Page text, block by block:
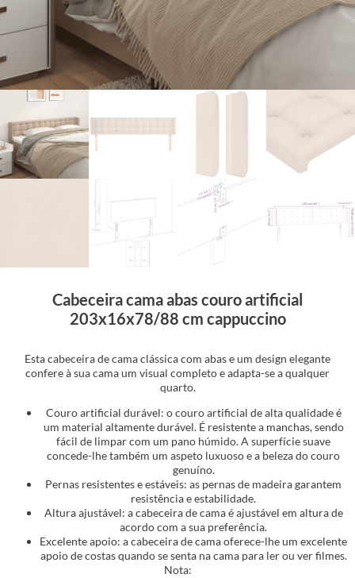
Cabeceira cama abas couro artificial
203x16x78/88 cm cappuccino
Esta cabeceira de cama clássica com abas e um design elegante
confere à sua cama um visual completo e adapta-se a qualquer
quarto.
Couro artificial durável: o couro artificial de alta qualidade é
um material altamente durável. É resistente a manchas, sendo
fácil de limpar com um pano húmido. A superfície suave
concede-lhe também um aspeto luxuoso e a beleza do couro
genuíno.
Pernas resistentes e estáveis: as pernas de madeira garantem
resistência e estabilidade.
Altura ajustável: a cabeceira de cama é ajustável em altura de
acordo com a sua preferência.
Excelente apoio: a cabeceira de cama oferece-lhe um excelente
apoio de costas quando se senta na cama para ler ou ver filmes.
Nota: